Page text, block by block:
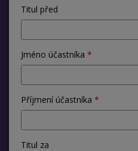
Titul před
Jméno účastníka
Příjmení účastníka
Titul za